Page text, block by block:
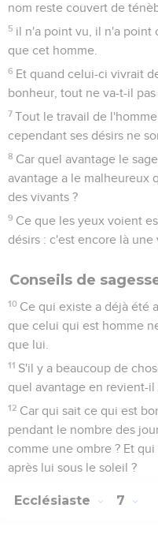
nom reste couvert de
5 il n'a point vu, il n'a point
que cet homme.
6 Et quand celui-ci vivrait
bonheur, tout ne va-t-il
7 Tout le travail de
cependant ses désirs ne
8 Car quel avantage le
avantage a le malheureux
des vivants ?
9 Ce que les yeux voient
désirs : c'est encore là
Conseils de
10 Ce qui existe a déjà été
que celui qui est homme
que lui.
11 S'il y a beaucoup de
quel avantage en revient-il
12 Car qui sait ce qui est
pendant le nombre des
comme une ombre ? Et
après lui sous le soleil ?
Ecclésiaste 7